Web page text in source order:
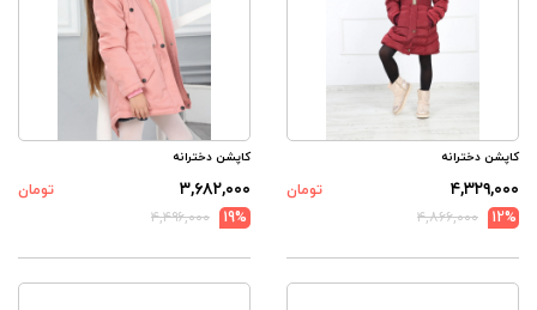
کاپشن دخترانه
۴,۳۲۹,۰۰۰
تومان
12%
۴,۸۶۶,۰۰۰
کاپشن دخترانه
۳,۶۸۲,۰۰۰
تومان
19%
۴,۴۹۶,۰۰۰